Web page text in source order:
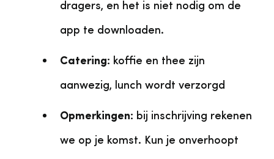
dragers, en het is niet nodig om de
app te downloaden.
Catering: koffie en thee zijn
aanwezig, lunch wordt verzorgd
Opmerkingen: bij inschrijving rekenen
we op je komst. Kun je onverhoopt